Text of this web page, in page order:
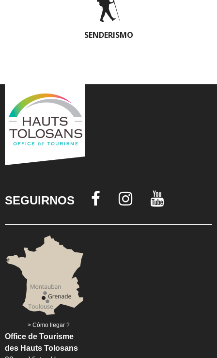
SENDERISMO
SEGUIRNOS
Cómo llegar ?
Office de Tourisme
des Hauts Tolosans